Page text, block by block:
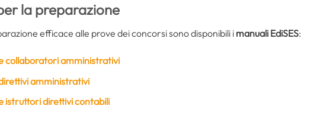
la preparazione
efficace alle prove dei concorsi sono disponibili i manuali EdiSES:
collaboratori amministrativi
amministrativi
istruttori direttivi contabili